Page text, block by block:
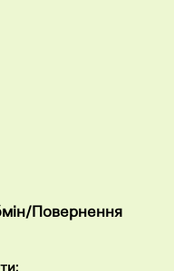
Повернення